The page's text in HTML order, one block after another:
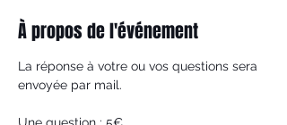
À propos de l'événement
La réponse à votre ou vos questions sera
envoyée par mail.
Une question : 5€